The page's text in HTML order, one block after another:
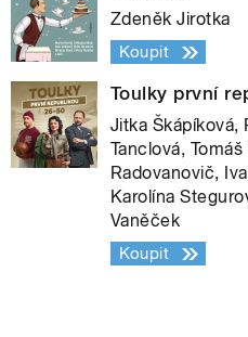
Zdeněk Jirotka
Koupit
Toulky první
Jitka Škápíková,
Tanclová,
Radovanovič,
Karolína
Vaněček
Koupit